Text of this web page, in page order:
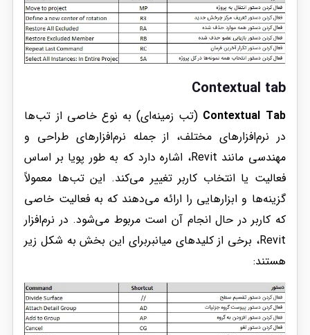
Contextual tab
Contextual Tab (تب زمینه‌ای) به نوع خاصی از تب‌ها
در نرم‌افزارهای مختلف، از جمله نرم‌افزارهای طراحی و
مهندسی مانند Revit، اشاره دارد که به طور پویا بر اساس
فعالیت یا انتخاب کاربر تغییر می‌کند. این تب‌ها معمولاً
گزینه‌ها و ابزارهایی را ارائه می‌دهند که به فعالیت خاصی
که کاربر در حال انجام آن است مربوط می‌شود. در نرم‌افزار
Revit، برخی از کلیدهای میانبربرای این بخش به شکل زیر
هستند: